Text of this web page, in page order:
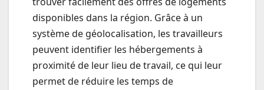
disponibles dans la région. Grâce à un
système de géolocalisation, les travailleurs
peuvent identifier les hébergements à
proximité de leur lieu de travail, ce qui leur
permet de réduire les temps de